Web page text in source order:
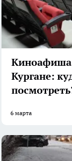
Киноафиша
Кургане:
6 марта